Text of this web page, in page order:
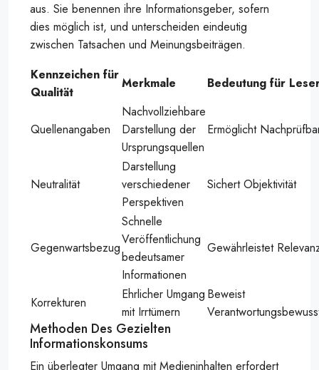
aus. Sie benennen ihre Informationsgeber, sofern
dies möglich ist, und unterscheiden eindeutig
zwischen Tatsachen und Meinungsbeiträgen.
Kennzeichen für
Qualität
Merkmale Bedeutung für
Quellenangaben
Nachvollziehbare
Darstellung der
Ursprungsquellen
Ermöglicht
Neutralität
Darstellung
verschiedener
Perspektiven
Sichert Objektivität
Gegenwartsbezug
Schnelle
Veröffentlichung
bedeutsamer
Informationen
Gewährleistet
Korrekturen
Ehrlicher Umgang
mit Irrtümern
Beweist
Methoden Des Gezielten
Informationskonsums
Ein überlegter Umgang mit Medieninhalten erfordert